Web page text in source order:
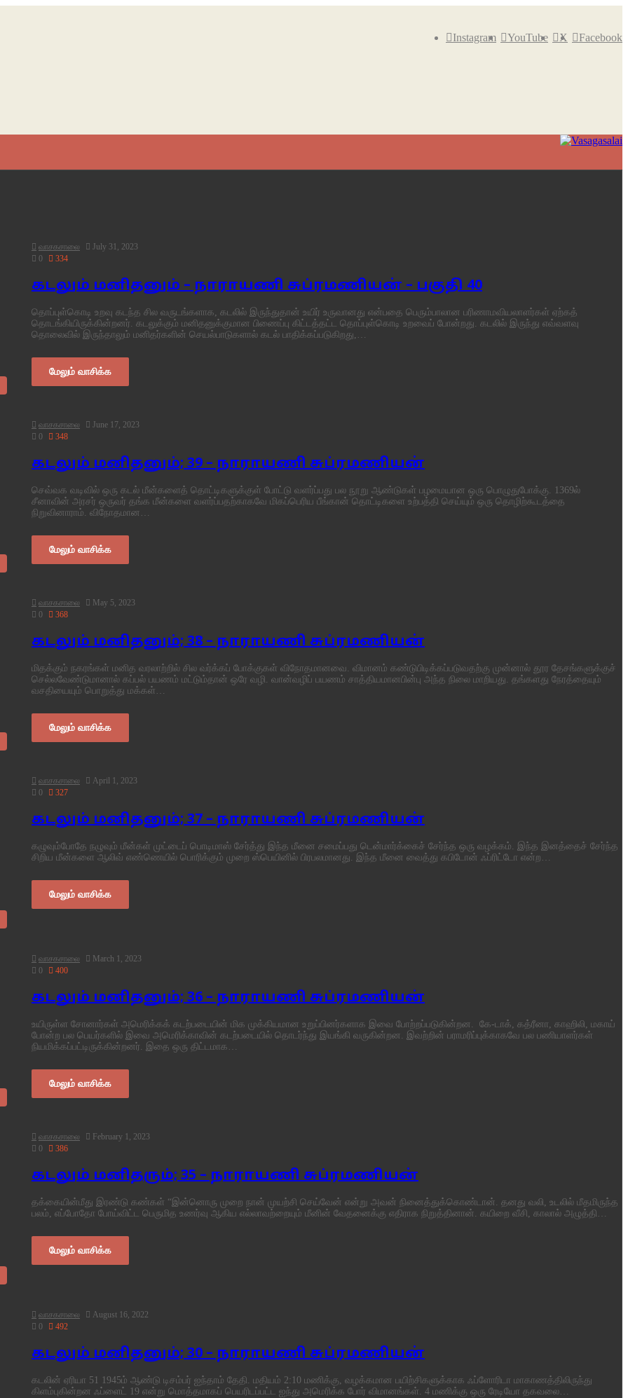
Facebook
X
YouTube
Instagram
வாசகசாலை
July 31, 2023
0
334
கடலும் மனிதனும் – நாராயணி சுப்ரமணியன் – பகுதி 40
தொப்புள்கொடி உறவு கடந்த சில வருடங்களாக, கடலில் இருந்துதான் உயிர் உருவானது என்பதை பெரும்பாலான பரிணாமவியலாளர்கள் ஏற்கத்
தொடங்கியிருக்கின்றனர். கடலுக்கும் மனிதனுக்குமான பிணைப்பு கிட்டத்தட்ட தொப்புள்கொடி உறவைப் போன்றது. கடலில் இருந்து எவ்வளவு
தொலைவில் இருந்தாலும் மனிதர்களின் செயல்பாடுகளால் கடல் பாதிக்கப்படுகிறது,…
மேலும் வாசிக்க
வாசகசாலை
June 17, 2023
0
348
கடலும் மனிதனும்; 39 – நாராயணி சுப்ரமணியன்
செவ்வக வடிவில் ஒரு கடல் மீன்களைத் தொட்டிகளுக்குள் போட்டு வளர்ப்பது பல நூறு ஆண்டுகள் பழமையான ஒரு பொழுதுபோக்கு. 1369ல்
சீனாவின் அரசர் ஒருவர் தங்க மீன்களை வளர்ப்பதற்காகவே மிகப்பெரிய பீங்கான் தொட்டிகளை உற்பத்தி செய்யும் ஒரு தொழிற்கூடத்தை
நிறுவினாராம். விநோதமான…
மேலும் வாசிக்க
வாசகசாலை
May 5, 2023
0
368
கடலும் மனிதனும்; 38 – நாராயணி சுப்ரமணியன்
மிதக்கும் நகரங்கள் மனித வரலாற்றில் சில வர்க்கப் போக்குகள் விநோதமானவை. விமானம் கண்டுபிடிக்கப்படுவதற்கு முன்னால் தூர தேசங்களுக்குச்
செல்லவேண்டுமானால் கப்பல் பயணம் மட்டும்தான் ஒரே வழி. வான்வழிப் பயணம் சாத்தியமானபின்பு அந்த நிலை மாறியது. தங்களது நேரத்தையும்
வசதியையும் பொறுத்து மக்கள்…
மேலும் வாசிக்க
வாசகசாலை
April 1, 2023
0
327
கடலும் மனிதனும்; 37 – நாராயணி சுப்ரமணியன்
கழுவும்போதே நழுவும் மீன்கள் முட்டைப் பொடிமாஸ் சேர்த்து இந்த மீனை சமைப்பது டென்மார்க்கைச் சேர்ந்த ஒரு வழக்கம். இந்த இனத்தைச் சேர்ந்த
சிறிய மீன்களை ஆலிவ் எண்ணெயில் பொரிக்கும் முறை ஸ்பெயினில் பிரபலமானது. இந்த மீனை வைத்து கபிடோன் ஃப்ரிட்டோ என்ற…
மேலும் வாசிக்க
வாசகசாலை
March 1, 2023
0
400
கடலும் மனிதனும்; 36 – நாராயணி சுப்ரமணியன்
உயிருள்ள சோனார்கள் அமெரிக்கக் கடற்படையின் மிக முக்கியமான உறுப்பினர்களாக இவை போற்றப்படுகின்றன. கே-டாக், கத்ரீனா, காஹிலி, மகாய்
போன்ற பல பெயர்களில் இவை அமெரிக்காவின் கடற்படையில் தொடர்ந்து இயங்கி வருகின்றன. இவற்றின் பராமரிப்புக்காகவே பல பணியாளர்கள்
நியமிக்கப்பட்டிருக்கின்றனர். இதை ஒரு திட்டமாக…
மேலும் வாசிக்க
வாசகசாலை
February 1, 2023
0
386
கடலும் மனிதரும்; 35 – நாராயணி சுப்ரமணியன்
தக்கையின்மீது இரண்டு கண்கள் “இன்னொரு முறை நான் முயற்சி செய்வேன் என்று அவன் நினைத்துக்கொண்டான். தனது வலி, உடலில் மீதமிருந்த
பலம், எப்போதோ போய்விட்ட பெருமித உணர்வு ஆகிய எல்லாவற்றையும் மீனின் வேதனைக்கு எதிராக நிறுத்தினான். கயிறை வீசி, காலால் அழுத்தி…
மேலும் வாசிக்க
வாசகசாலை
August 16, 2022
0
492
கடலும் மனிதனும்; 30 – நாராயணி சுப்ரமணியன்
கடலின் ஏரியா 51 1945ம் ஆண்டு டிசம்பர் ஐந்தாம் தேதி. மதியம் 2:10 மணிக்கு, வழக்கமான பயிற்சிகளுக்காக ஃப்ளோரிடா மாகாணத்திலிருந்து
கிளம்புகின்றன ஃப்ளைட் 19 என்று மொத்தமாகப் பெயரிடப்பட்ட ஐந்து அமெரிக்க போர் விமானங்கள். 4 மணிக்கு ஒரு ரேடியோ தகவலை…